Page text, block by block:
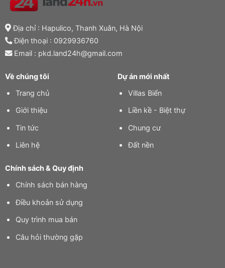
Địa chỉ : Hapulico, Thanh Xuân, Hà Nội
Điện thoại : 0929936760
Email : pkd.land24h@gmail.com
Về chúng tôi
Trang chủ
Giới thiệu
Tin tức
Liên hệ
Dự án mới nhất
Villas Biển
Liền kề - Biệt thự
Chung cư
Đất nền
Chính sách & Quy định
Chính sách bán hàng
Điều khoản sử dụng
Quy trình mua bán
Câu hỏi thường gặp